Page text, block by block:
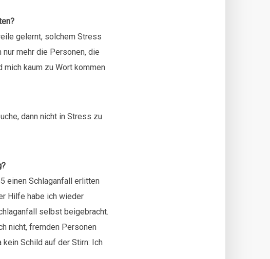
gelernt, solchem Stress
mehr die Personen, die
mich kaum zu Wort kommen
dann nicht in Stress zu
einen Schlaganfall erlitten
Hilfe habe ich wieder
selbst beigebracht.
nicht, fremden Personen
Schild auf der Stirn: Ich